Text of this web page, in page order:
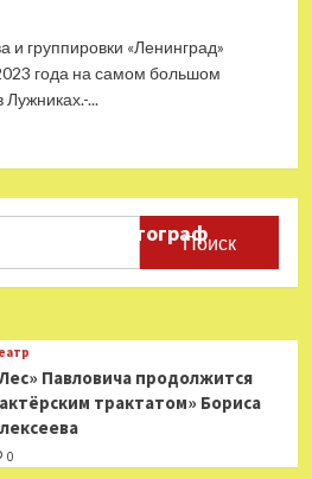
и группировки «Ленинград»
года на самом большом
...
фотограф
Павловича продолжится
трактатом» Бориса
0